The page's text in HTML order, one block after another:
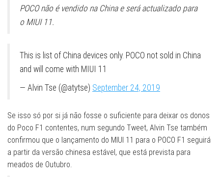
POCO não é vendido na China e será actualizado para
o MIUI 11.
This is list of China devices only. POCO not sold in China
and will come with MIUI 11
— Alvin Tse (@atytse) September 24, 2019
Se isso só por si já não fosse o suficiente para deixar os donos
do Poco F1 contentes, num segundo Tweet, Alvin Tse também
confirmou que o lançamento do MIUI 11 para o POCO F1 seguirá
a partir da versão chinesa estável, que está prevista para
meados de Outubro.